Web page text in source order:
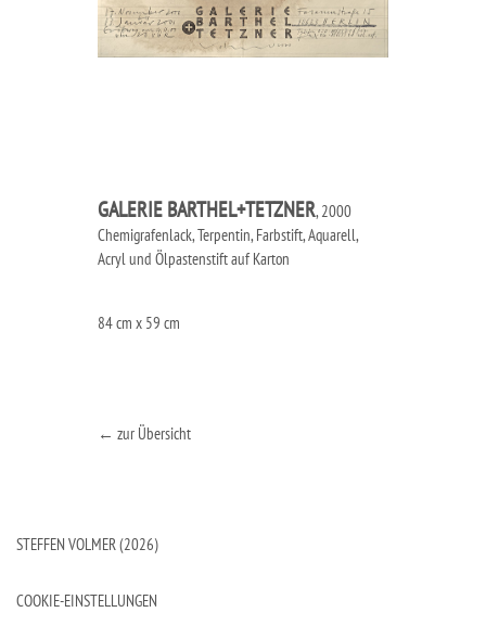
GALERIE BARTHEL+TETZNER, 2000
Chemigrafenlack, Terpentin, Farbstift, Aquarell,
Acryl und Ölpastenstift auf Karton
84 cm x 59 cm
← zur Übersicht
STEFFEN VOLMER (2026)
COOKIE-EINSTELLUNGEN